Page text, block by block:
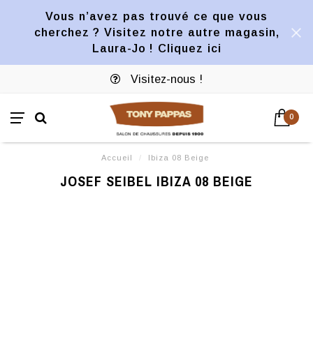
Vous n’avez pas trouvé ce que vous
cherchez ? Visitez notre autre magasin,
Laura-Jo ! Cliquez ici
Visitez-nous !
0
Accueil / Ibiza 08 Beige
JOSEF SEIBEL IBIZA 08 BEIGE